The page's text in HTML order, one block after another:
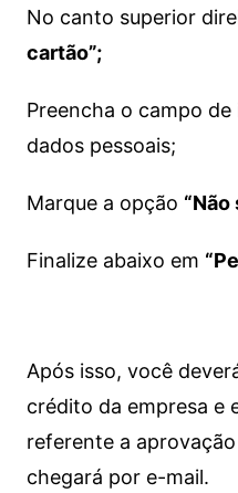
No canto superior
cartão”;
Preencha o campo
dados pessoais;
Marque a opção “Não
Finalize abaixo em
Após isso, você
crédito da empresa e
referente a
chegará por e-mail.